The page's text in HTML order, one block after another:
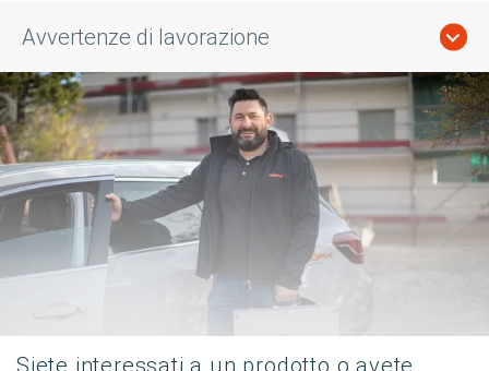
Avvertenze di lavorazione
Siete interessati a un prodotto o avete